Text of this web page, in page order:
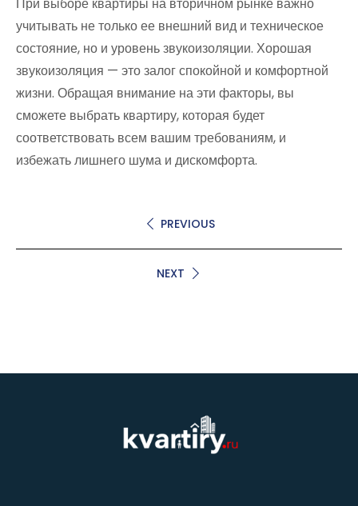
учитывать не только ее внешний вид и техническое
состояние, но и уровень звукоизоляции. Хорошая
звукоизоляция — это залог спокойной и комфортной
жизни. Обращая внимание на эти факторы, вы
сможете выбрать квартиру, которая будет
соответствовать всем вашим требованиям, и
избежать лишнего шума и дискомфорта.
PREVIOUS
NEXT